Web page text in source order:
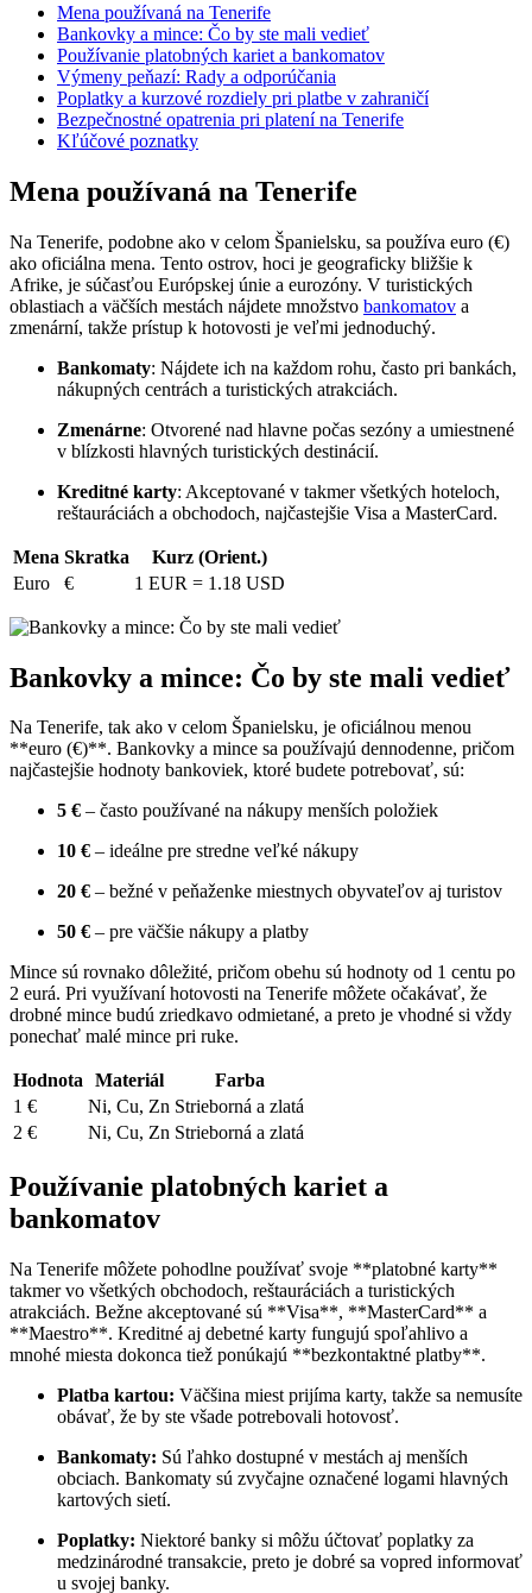
Mena používaná na Tenerife
Bankovky a mince: Čo by ste mali vedieť
Používanie platobných kariet a bankomatov
Výmeny peňazí: Rady a odporúčania
Poplatky a kurzové rozdiely pri platbe v zahraničí
Bezpečnostné opatrenia pri platení na Tenerife
Kľúčové poznatky
Mena používaná na Tenerife
Na Tenerife, podobne ako v celom Španielsku, sa používa euro (€)
ako oficiálna mena. Tento ostrov, hoci je geograficky bližšie k
Afrike, je súčasťou Európskej únie a eurozóny. V turistických
oblastiach a väčších mestách nájdete množstvo bankomatov a
zmenární, takže prístup k hotovosti je veľmi jednoduchý.
Bankomaty: Nájdete ich na každom rohu, často pri bankách,
nákupných centrách a turistických atrakciách.
Zmenárne: Otvorené nad hlavne počas sezóny a umiestnené
v blízkosti hlavných turistických destinácií.
Kreditné karty: Akceptované v takmer všetkých hoteloch,
reštauráciách a obchodoch, najčastejšie Visa a MasterCard.
Mena Skratka
Kurz (Orient.)
Euro
€ 1 EUR = 1.18 USD
Bankovky a mince: Čo by ste mali vedieť
Na Tenerife, tak ako v celom Španielsku, je oficiálnou menou
**euro (€)**. Bankovky a mince sa používajú dennodenne, pričom
najčastejšie hodnoty bankoviek, ktoré budete potrebovať, sú:
5 € – často používané na nákupy menších položiek
10 € – ideálne pre stredne veľké nákupy
20 € – bežné v peňaženke miestnych obyvateľov aj turistov
50 € – pre väčšie nákupy a platby
Mince sú rovnako dôležité, pričom obehu sú hodnoty od 1 centu po
2 eurá. Pri využívaní hotovosti na Tenerife môžete očakávať, že
drobné mince budú zriedkavo odmietané, a preto je vhodné si vždy
ponechať malé mince pri ruke.
Hodnota Materiál
Farba
1 €
Ni, Cu, Zn Strieborná a zlatá
2 €
Ni, Cu, Zn Strieborná a zlatá
Používanie platobných kariet a
bankomatov
Na Tenerife môžete pohodlne používať svoje **platobné karty**
takmer vo všetkých obchodoch, reštauráciách a turistických
atrakciách. Bežne akceptované sú **Visa**, **MasterCard** a
**Maestro**. Kreditné aj debetné karty fungujú spoľahlivo a
mnohé miesta dokonca tiež ponúkajú **bezkontaktné platby**.
Platba kartou: Väčšina miest prijíma karty, takže sa nemusíte
obávať, že by ste všade potrebovali hotovosť.
Bankomaty: Sú ľahko dostupné v mestách aj menších
obciach. Bankomaty sú zvyčajne označené logami hlavných
kartových sietí.
Poplatky: Niektoré banky si môžu účtovať poplatky za
medzinárodné transakcie, preto je dobré sa vopred informovať
u svojej banky.